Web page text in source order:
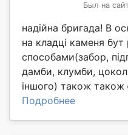
Был на
надійна бригада! В
на кладці каменя
способами(забор,
дамби, клумби,
іншого) також також
Подробнее